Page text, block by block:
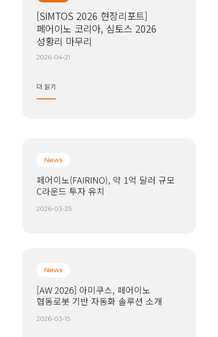
[SIMTOS 2026 현장리포트]
페어이노 코리아, 심토스 2026
성황리 마무리
2026-04-21
더 읽기
News
페어이노(FAIRINO), 약 1억 달러 규모
C라운드 투자 유치
2026-03-25
News
[AW 2026] 아미쿠스, 페어이노
협동로봇 기반 자동화 솔루션 소개
2026-03-15